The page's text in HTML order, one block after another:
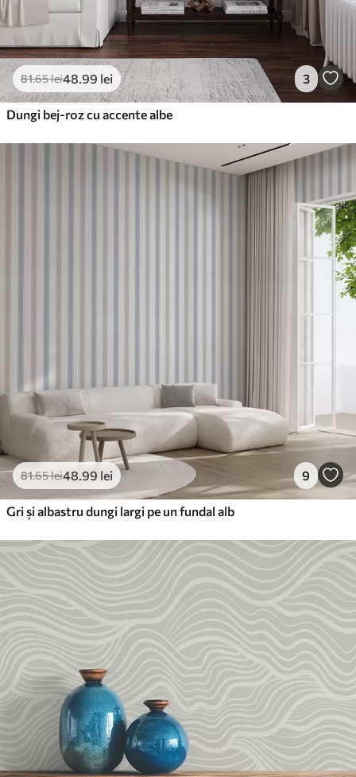
81.65lei48.99 lei 3
Dungi bej-roz cu accente albe
81.65lei48.99 lei 9
Gri și albastru dungi largi pe un fundal alb